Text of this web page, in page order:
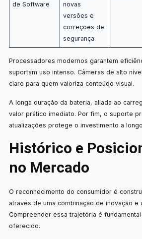
de Software
novas
versões e
correções de
segurança.
Processadores modernos garantem
suportam uso intenso. Câmeras de alto
claro para quem valoriza conteúdo visual.
A longa duração da bateria, aliada ao
valor prático imediato. Por fim, o suporte
atualizações protege o investimento a
Histórico e
no Mercado
O reconhecimento do consumidor é
através de uma combinação de inovação e
Compreender essa trajetória é
oferecido.